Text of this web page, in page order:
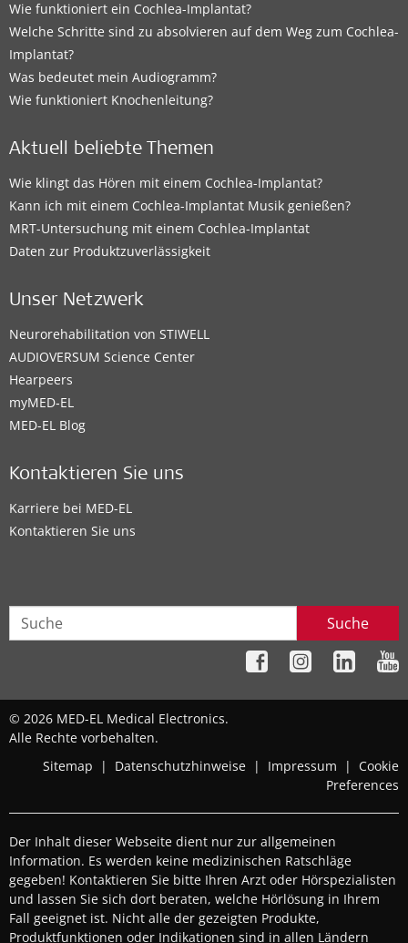
Wie funktioniert ein Cochlea-Implantat?
Welche Schritte sind zu absolvieren auf dem Weg zum Cochlea-
Implantat?
Was bedeutet mein Audiogramm?
Wie funktioniert Knochenleitung?
Aktuell beliebte Themen
Wie klingt das Hören mit einem Cochlea-Implantat?
Kann ich mit einem Cochlea-Implantat Musik genießen?
MRT-Untersuchung mit einem Cochlea-Implantat
Daten zur Produktzuverlässigkeit
Unser Netzwerk
Neurorehabilitation von STIWELL
AUDIOVERSUM Science Center
Hearpeers
myMED‑EL
MED-EL Blog
Kontaktieren Sie uns
Karriere bei MED-EL
Kontaktieren Sie uns
Suche
© 2026 MED-EL Medical Electronics.
Alle Rechte vorbehalten.
Sitemap
| Datenschutzhinweise | Impressum | Cookie
Preferences
Der Inhalt dieser Webseite dient nur zur allgemeinen
Information. Es werden keine medizinischen Ratschläge
gegeben! Kontaktieren Sie bitte Ihren Arzt oder Hörspezialisten
und lassen Sie sich dort beraten, welche Hörlösung in Ihrem
Fall geeignet ist. Nicht alle der gezeigten Produkte,
Produktfunktionen oder Indikationen sind in allen Ländern